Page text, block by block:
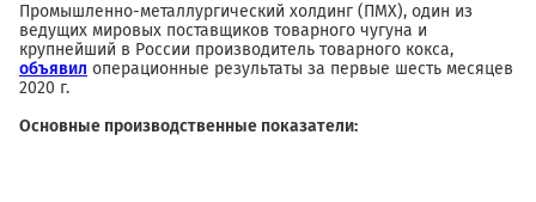
Промышленно-металлургический холдинг (ПМХ), один из
ведущих мировых поставщиков товарного чугуна и
крупнейший в России производитель товарного кокса,
объявил операционные результаты за первые шесть месяцев
2020 г.
Основные производственные показатели: